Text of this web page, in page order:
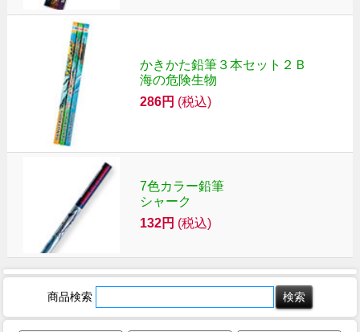
かきかた鉛筆３本セット２Ｂ
海の危険生物
286円 (税込)
7色カラー鉛筆
シャーク
132円 (税込)
商品検索